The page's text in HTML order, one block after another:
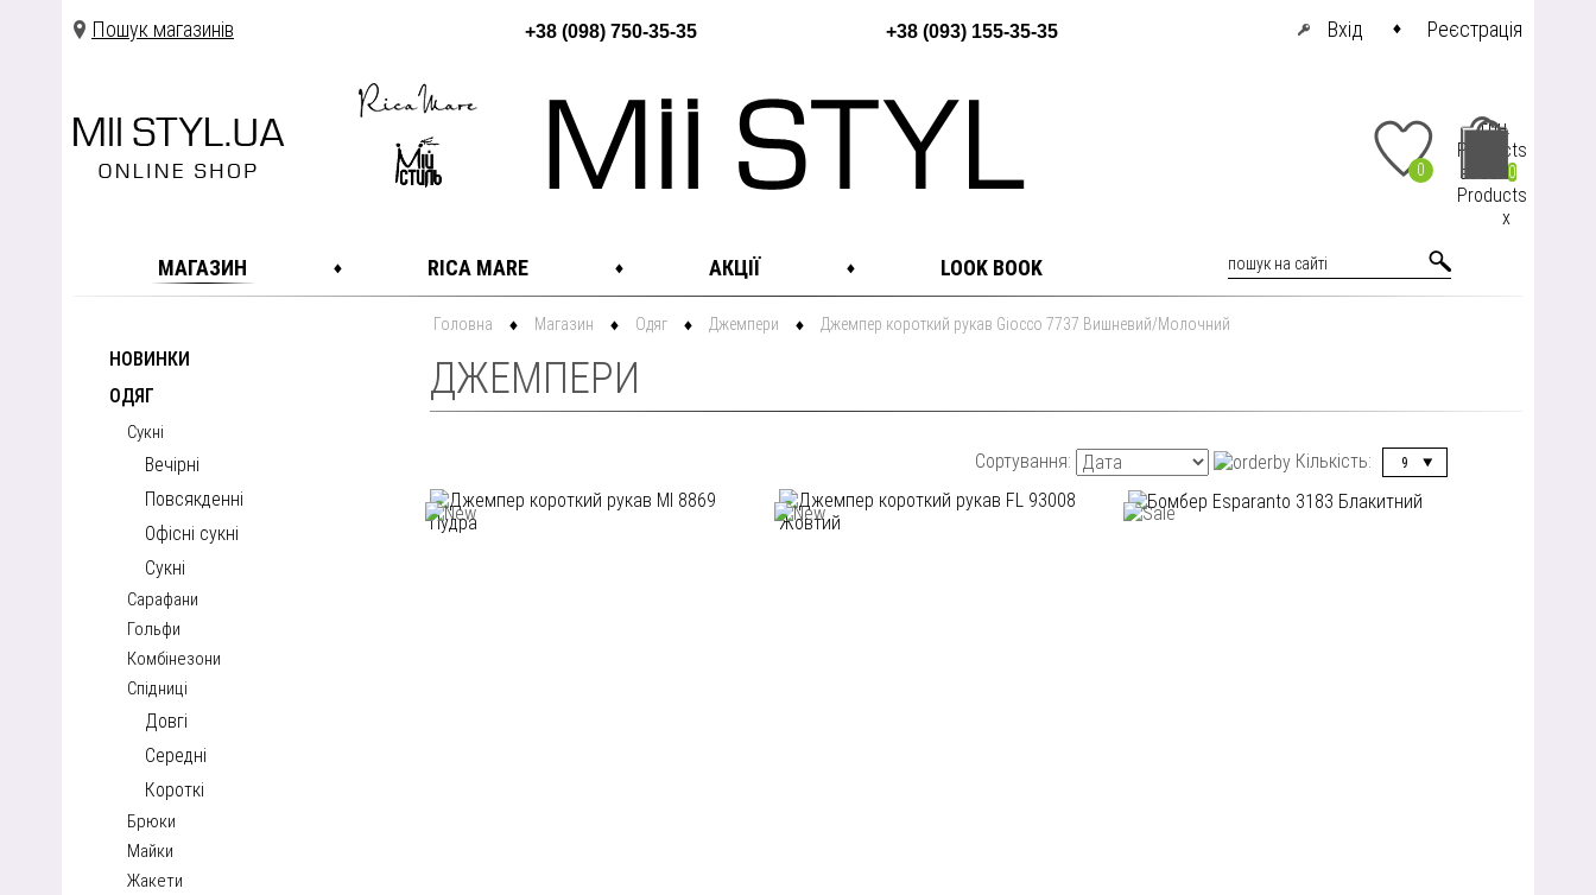
Пошук магазинів +38 (098) 750-35-35 +38 (093) 155-35-35 Вхід Реєстрація
0 0
грн.
Products
at cart
Products
x
МАГАЗИН RICA MARE АКЦІЇ LOOK BOOK
НОВИНКИ
ОДЯГ
Сукні
Вечірні
Повсякденні
Офісні сукні
Сукні
Сарафани
Гольфи
Комбінезони
Спідниці
Довгі
Середні
Короткі
Брюки
Майки
Жакети
Головна Магазин Одяг Джемпери Джемпер короткий рукав Giocco 7737 Вишневий/Молочний
ДЖЕМПЕРИ
Сортування: Кількість: 9